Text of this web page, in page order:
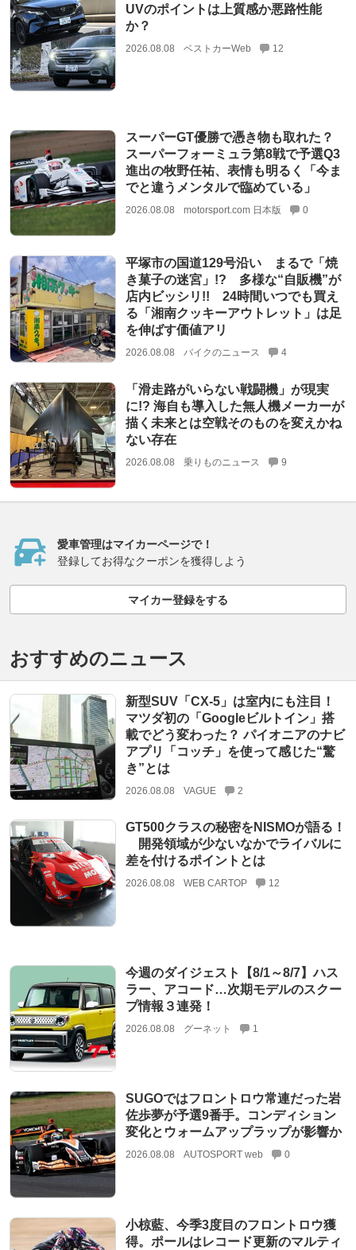
UVのポイントは上質感か悪路性能
か？
2026.08.08 ベストカーWeb 12
スーパーGT優勝で憑き物も取れた？
スーパーフォーミュラ第8戦で予選Q3
進出の牧野任祐、表情も明るく「今ま
でと違うメンタルで臨めている」
2026.08.08 motorsport.com 日本版 0
平塚市の国道129号沿い まるで「焼
き菓子の迷宮」!? 多様な“自販機”が
店内ビッシリ!! 24時間いつでも買え
る「湘南クッキーアウトレット」は足
を伸ばす価値アリ
2026.08.08 バイクのニュース 4
「滑走路がいらない戦闘機」が現実
に!? 海自も導入した無人機メーカーが
描く未来とは空戦そのものを変えかね
ない存在
2026.08.08 乗りものニュース 9
愛車管理はマイカーページで！
登録してお得なクーポンを獲得しよう
マイカー登録をする
おすすめのニュース
新型SUV「CX-5」は室内にも注目！
マツダ初の「Googleビルトイン」搭
載でどう変わった？ パイオニアのナビ
アプリ「コッチ」を使って感じた“驚
き”とは
2026.08.08 VAGUE 2
GT500クラスの秘密をNISMOが語る！
開発領域が少ないなかでライバルに
差を付けるポイントとは
2026.08.08 WEB CARTOP 12
今週のダイジェスト【8/1～8/7】ハス
ラー、アコード…次期モデルのスクー
プ情報３連発！
2026.08.08 グーネット 1
SUGOではフロントロウ常連だった岩
佐歩夢が予選9番手。コンディション
変化とウォームアップラップが影響か
2026.08.08 AUTOSPORT web 0
小椋藍、今季3度目のフロントロウ獲
得。ポールはレコード更新のマルティ